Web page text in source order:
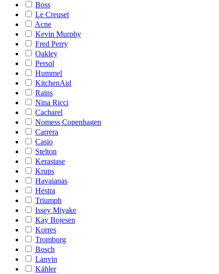
Boss
Le Creuset
Acne
Kevin Murphy
Fred Perry
Oakley
Persol
Hummel
KitchenAid
Rains
Nina Ricci
Cacharel
Nomess Copenhagen
Carrera
Casio
Stelton
Kerastase
Krups
Havaianas
Hestra
Triumph
Issey Miyake
Kay Bojesen
Korres
Tromborg
Bosch
Lanvin
Kähler